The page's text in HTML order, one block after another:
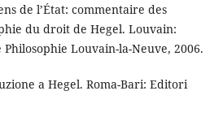
de l’État: commentaire des
du droit de Hegel. Louvain:
Louvain-la-Neuve, 2006.
a Hegel. Roma-Bari: Editori